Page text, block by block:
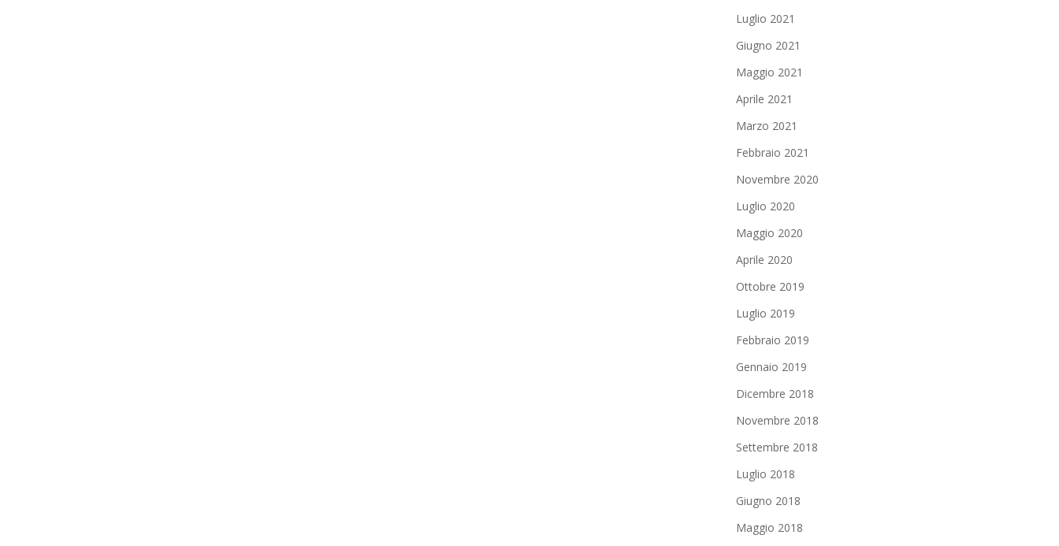
Luglio 2021
Giugno 2021
Maggio 2021
Aprile 2021
Marzo 2021
Febbraio 2021
Novembre 2020
Luglio 2020
Maggio 2020
Aprile 2020
Ottobre 2019
Luglio 2019
Febbraio 2019
Gennaio 2019
Dicembre 2018
Novembre 2018
Settembre 2018
Luglio 2018
Giugno 2018
Maggio 2018